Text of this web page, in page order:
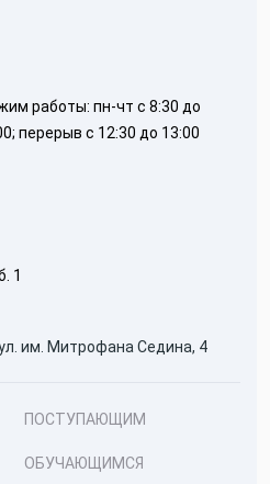
им. Митрофана Седина, 4
1
работы: пн-чт с 8:30 до
перерыв с 12:30 до 13:00
ПОСТУПАЮЩИМ
ОБУЧАЮЩИМСЯ